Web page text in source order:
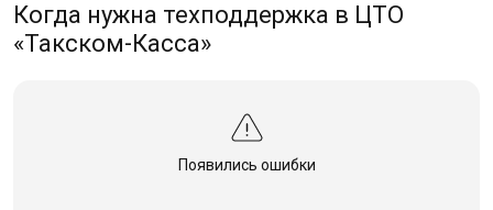
Когда нужна техподдержка в ЦТО
«Такском-Касса»
Появились ошибки